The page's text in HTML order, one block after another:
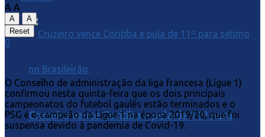
Cruzeiro vence Coritiba e pula de 11º para
A A
A
A
Reset
0
O Conselho de administração da liga francesa (Ligue 1)
confirmou nesta quinta-feira que os dois principais
campeonatos do futebol gaulês estão terminados e o
PSG é o campeão da Ligue 1 na época 2019/20, que foi
suspensa devido à pandemia de Covid-19.